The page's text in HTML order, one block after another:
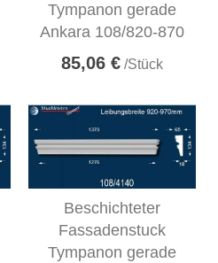
Tympanon gerade
Ankara 108/820-870
85,06 € /Stück
Beschichteter
Fassadenstuck
Tympanon gerade